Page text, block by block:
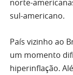
norte-
sul-americano.
País vizinho ao
um momento
hiperinflação.